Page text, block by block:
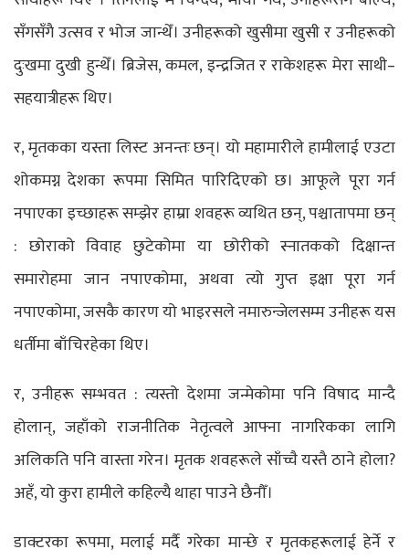
सँगसँगै उत्सव र भोज जान्थेँ। उनीहरूको खुसीमा खुसी र उनीहरूको
दुःखमा दुखी हुन्थेँ। ब्रिजेस, कमल, इन्द्रजित र राकेशहरू मेरा साथी–
सहयात्रीहरू थिए।
र, मृतकका यस्ता लिस्ट अनन्तः छन्। यो महामारीले हामीलाई एउटा
शोकमग्न देशका रूपमा सिमित पारिदिएको छ। आफूले पूरा गर्न
नपाएका इच्छाहरू सम्झेर हाम्रा शवहरू व्यथित छन्, पश्चातापमा छन्
: छोराको विवाह छुटेकोमा या छोरीको स्नातकको दिक्षान्त
समारोहमा जान नपाएकोमा, अथवा त्यो गुप्त इक्षा पूरा गर्न
नपाएकोमा, जसकै कारण यो भाइरसले नमारुन्जेलसम्म उनीहरू यस
धर्तीमा बाँचिरहेका थिए।
र, उनीहरू सम्भवत : त्यस्तो देशमा जन्मेकोमा पनि विषाद मान्दै
होलान्, जहाँको राजनीतिक नेतृत्वले आफ्ना नागरिकका लागि
अलिकति पनि वास्ता गरेन। मृतक शवहरूले साँच्चै यस्तै ठाने होला?
अहँ, यो कुरा हामीले कहिल्यै थाहा पाउने छैनौँ।
डाक्टरका रूपमा, मलाई मर्दै गरेका मान्छे र मृतकहरूलाई हेर्ने र